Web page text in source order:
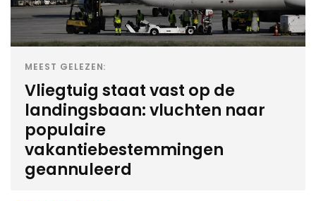
MEEST GELEZEN:
Vliegtuig staat vast op de
landingsbaan: vluchten naar
populaire
vakantiebestemmingen
geannuleerd